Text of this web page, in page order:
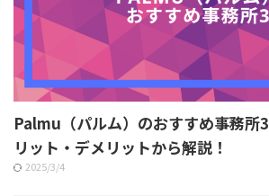
Palmu（パルム）のおすすめ事務所
リット・デメリットから解説！
2025/3/4